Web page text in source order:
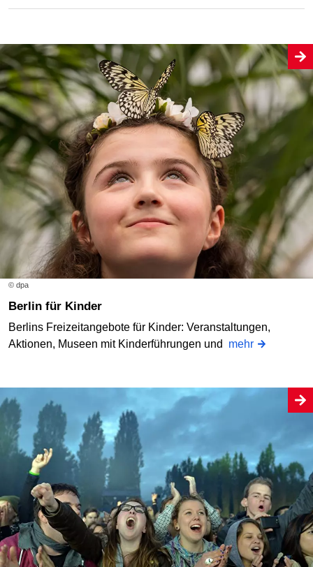
© dpa
Berlin für Kinder
Berlins Freizeitangebote für Kinder: Veranstaltungen,
Aktionen, Museen mit Kinderführungen und mehr